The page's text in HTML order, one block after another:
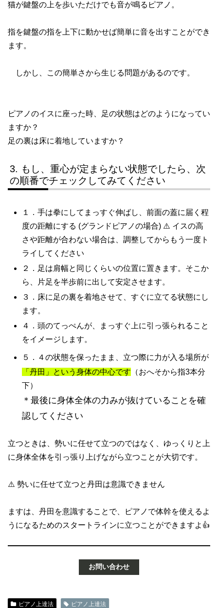
猫が鍵盤の上を歩いただけでも音が鳴るピアノ。
指を鍵盤の指を上下に動かせば簡単に音を出すことができ
ます。
しかし、この簡単さから生じる問題があるのです。
ピアノのイスに座った時、足の状態はどのようになってい
ますか？
足の裏は床に着地していますか？
もし、重心が定まらない状態でしたら、次
の順番でチェックしてみてください
１．手は拳にしてまっすぐ伸ばし、前面の蓋に届く程
度の距離にする (グランドピアノの場合) ⚠️ イスの高
さや距離が合わない場合は、調整してからもう一度ト
ライしてください
２．足は肩幅と同じくらいの位置に置きます。そこか
ら、片足を半歩前に出して安定させます。
３．床に足の裏を着地させて、すぐに立てる状態にし
ます。
４．頭のてっぺんが、まっすぐ上に引っ張られること
をイメージします。
５．４の状態を保ったまま、立つ際に力が入る場所が
「丹田」という身体の中心です （おへそから指3本分
下）
＊最後に身体全体の力みが抜けていることを確
認してください
立つときは、勢いに任せて立つのではなく、ゆっくりと上
に身体全体を引っ張り上げながら立つことが大切です。
⚠️ 勢いに任せて立つと丹田は意識できません
ますは、丹田を意識することで、ピアノで体幹を使えるよ
うになるためのスタートラインに立つことができますよ 👍
お問い合わせ
ピアノ上達法 ピアノ上達法